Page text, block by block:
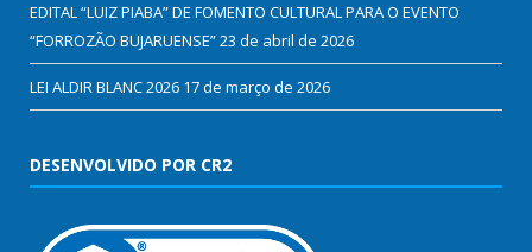
EDITAL “LUIZ PIABA” DE FOMENTO CULTURAL PARA O EVENTO
“FORROZÃO BUJARUENSE”23 de abril de 2026
LEI ALDIR BLANC 2026 17 de março de 2026
DESENVOLVIDO POR CR2